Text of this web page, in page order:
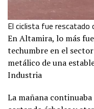
El ciclista fue rescatado
En Altamira, lo más
techumbre en el
metálico de una
Industria
La mañana